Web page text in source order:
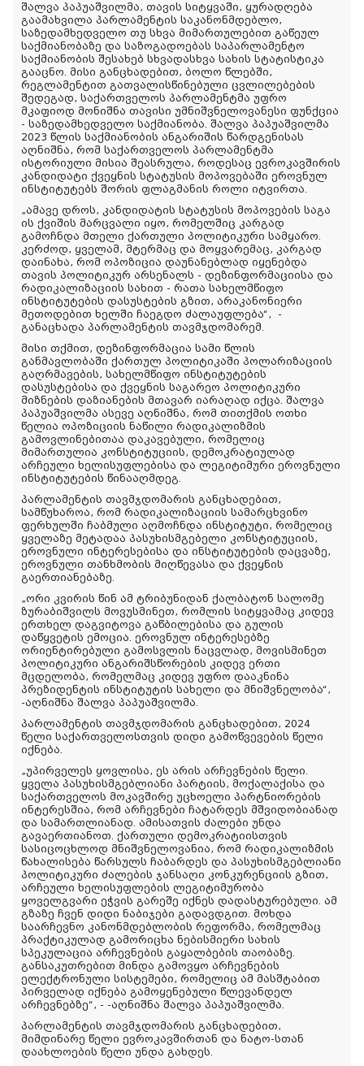
შალვა პაპუაშვილმა, თავის სიტყვაში, ყურადღება
გაამახვილა პარლამენტის საკანონმდებლო,
საზედამხედველო თუ სხვა მიმართულებით გაწეულ
საქმიანობაზე და საზოგადოებას საპარლამენტო
საქმიანობის შესახებ სხვადასხვა სახის სტატისტიკა
გააცნო. მისი განცხადებით, ბოლო წლებში,
რეგლამენტით გათვალისწინებული ცვლილებების
შედეგად, საქართველოს პარლამენტმა უფრო
მკაფიოდ მონიშნა თავისი უმნიშვნელოვანესი ფუნქცია
- საზედამხედველო საქმიანობა. შალვა პაპუაშვილმა
2023 წლის საქმიანობის ანგარიშის წარდგენისას
აღნიშნა, რომ საქართველოს პარლამენტმა
ისტორიული მისია შეასრულა, როდესაც ევროკავშირის
კანდიდატი ქვეყნის სტატუსის მოპოვებაში ეროვნულ
ინსტიტუტებს შორის ფლაგმანის როლი იტვირთა.
„ამავე დროს, კანდიდატის სტატუსის მოპოვების საგა
ის ქვიშის მარცვალი იყო, რომელშიც კარგად
გამოჩნდა მთელი ქართული პოლიტიკური სამყარო.
კერძოდ, ყველამ, მტერმაც და მოყვარემაც, კარგად
დაინახა, რომ ოპოზიცია დაუნანებლად იყენებდა
თავის პოლიტიკურ არსენალს - დეზინფორმაციისა და
რადიკალიზაციის სახით - რათა სახელმწიფო
ინსტიტუტების დასუსტების გზით, არაკანონიერი
მეთოდებით ხელში ჩაეგდო ძალაუფლება“, -
განაცხადა პარლამენტის თავმჯდომარემ.
მისი თქმით, დეზინფორმაცია სამი წლის
განმავლობაში ქართულ პოლიტიკაში პოლარიზაციის
გაღრმავების, სახელმწიფო ინსტიტუტების
დასუსტებისა და ქვეყნის საგარეო პოლიტიკური
მიზნების დაზიანების მთავარ იარაღად იქცა. შალვა
პაპუაშვილმა ასევე აღნიშნა, რომ თითქმის ოთხი
წელია ოპოზიციის ნაწილი რადიკალიზმის
გამოვლინებითაა დაკავებული, რომელიც
მიმართულია კონსტიტუციის, დემოკრატიულად
არჩეული ხელისუფლებისა და ლეგიტიმური ეროვნული
ინსტიტუტების წინააღმდეგ.
პარლამენტის თავმჯდომარის განცხადებით,
სამწუხაროა, რომ რადიკალიზაციის სამარცხვინო
ფერხულში ჩაბმული აღმოჩნდა ინსტიტუტი, რომელიც
ყველაზე მეტადაა პასუხისმგებელი კონსტიტუციის,
ეროვნული ინტერესებისა და ინსტიტუტების დაცვაზე,
ეროვნული თანხმობის მიღწევასა და ქვეყნის
გაერთიანებაზე.
„ორი კვირის წინ ამ ტრიბუნიდან ქალბატონ სალომე
ზურაბიშვილს მოვუსმინეთ, რომლის სიტყვამაც კიდევ
ერთხელ დაგვიტოვა გაწბილებისა და გულის
დაწყვეტის ემოცია. ეროვნულ ინტერესებზე
ორიენტირებული გამოსვლის ნაცვლად, მოვისმინეთ
პოლიტიკური ანგარიშსწორების კიდევ ერთი
მცდელობა, რომელმაც კიდევ უფრო დააკნინა
პრეზიდენტის ინსტიტუტის სახელი და მნიშვნელობა“,
-აღნიშნა შალვა პაპუაშვილმა.
პარლამენტის თავმჯდომარის განცხადებით, 2024
წელი საქართველოსთვის დიდი გამოწვევების წელი
იქნება.
„უპირველეს ყოვლისა, ეს არის არჩევნების წელი.
ყველა პასუხისმგებლიანი პარტიის, მოქალაქისა და
საქართველოს მოკავშირე უცხოელი პარტნიორების
ინტერესშია, რომ არჩევნები ჩატარდეს მშვიდობიანად
და სამართლიანად. ამისათვის ძალები უნდა
გავაერთიანოთ. ქართული დემოკრატიისთვის
სასიცოცხლოდ მნიშვნელოვანია, რომ რადიკალიზმის
წახალისება წარსულს ჩაბარდეს და პასუხისმგებლიანი
პოლიტიკური ძალების ჯანსაღი კონკურენციის გზით,
არჩეული ხელისუფლების ლეგიტიმურობა
ყოველგვარი ეჭვის გარეშე იქნეს დადასტურებული. ამ
გზაზე ჩვენ დიდი ნაბიჯები გადავდგით. მოხდა
საარჩევნო კანონმდებლობის რეფორმა, რომელმაც
პრაქტიკულად გამორიცხა ნებისმიერი სახის
სპეკულაცია არჩევნების გაყალბების თაობაზე.
განსაკუთრებით მინდა გამოვყო არჩევნების
ელექტრონული სისტემები, რომელიც ამ მასშტაბით
პირველად იქნება გამოყენებული წლევანდელ
არჩევნებზე“, - -აღნიშნა შალვა პაპუაშვილმა.
პარლამენტის თავმჯდომარის განცხადებით,
მიმდინარე წელი ევროკავშირთან და ნატო-სთან
დაახლოების წელი უნდა გახდეს.